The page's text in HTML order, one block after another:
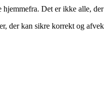
Det er ikke alle,
der kan sikre korrekt og